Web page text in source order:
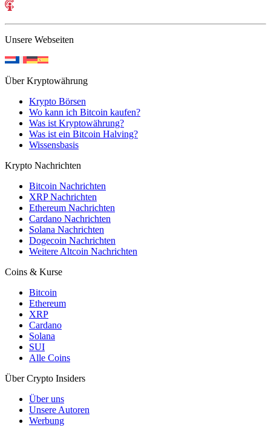
Unsere Webseiten
Über Kryptowährung
Krypto Börsen
Wo kann ich Bitcoin kaufen?
Was ist Kryptowährung?
Was ist ein Bitcoin Halving?
Wissensbasis
Krypto Nachrichten
Bitcoin Nachrichten
XRP Nachrichten
Ethereum Nachrichten
Cardano Nachrichten
Solana Nachrichten
Dogecoin Nachrichten
Weitere Altcoin Nachrichten
Coins & Kurse
Bitcoin
Ethereum
XRP
Cardano
Solana
SUI
Alle Coins
Über Crypto Insiders
Über uns
Unsere Autoren
Werbung